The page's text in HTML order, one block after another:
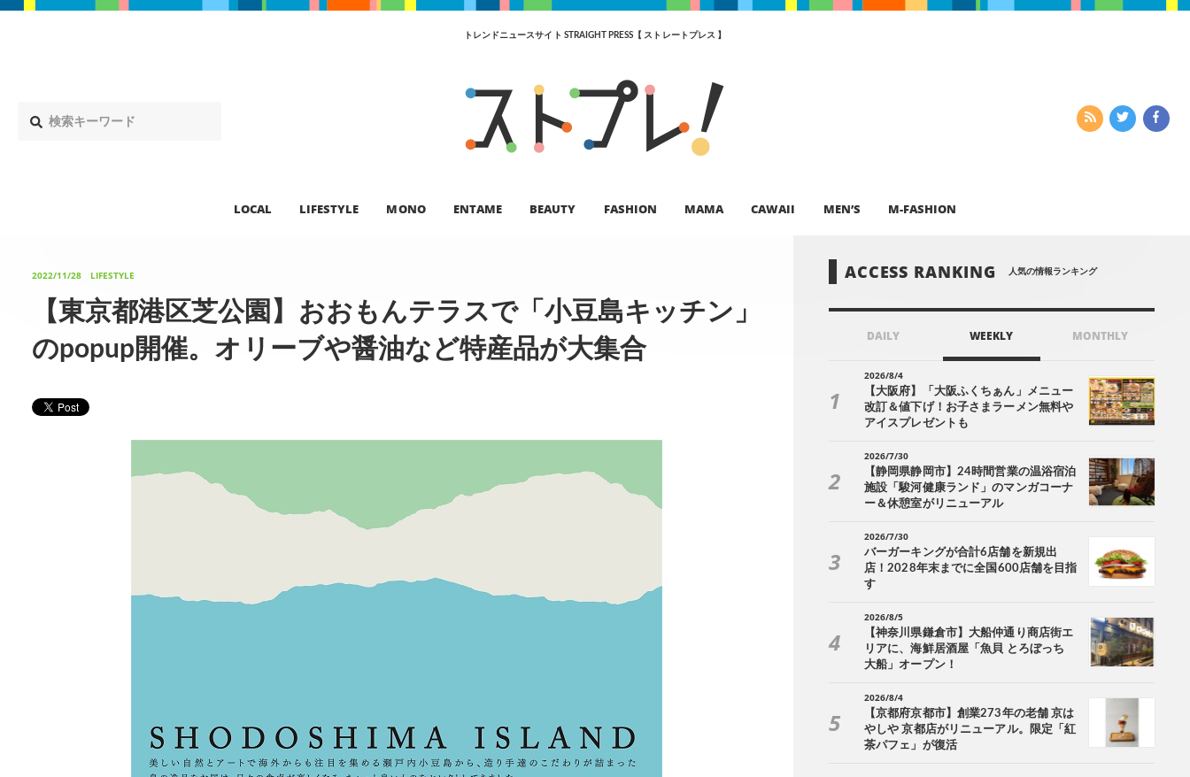
トレンドニュースサイト STRAIGHT PRESS【 ストレートプレス 】
LOCAL LIFESTYLE MONO ENTAME BEAUTY FASHION MAMA CAWAII MEN’S M-FASHION
2022/11/28 LIFESTYLE
【東京都港区芝公園】おおもんテラスで「小豆島キッチン」
のpopup開催。オリーブや醤油など特産品が大集合
ACCESS RANKING 人気の情報ランキング
DAILY WEEKLY MONTHLY
2026/8/4
【大阪府】「大阪ふくちぁん」メニュー
改訂＆値下げ！お子さまラーメン無料や
アイスプレゼントも
2026/7/30
【静岡県静岡市】24時間営業の温浴宿泊
施設「駿河健康ランド」のマンガコーナ
ー＆休憩室がリニューアル
2026/7/30
バーガーキングが合計6店舗を新規出
店！2028年末までに全国600店舗を目指
す
2026/8/5
【神奈川県鎌倉市】大船仲通り商店街エ
リアに、海鮮居酒屋「魚貝 とろぼっち
大船」オープン！
2026/8/4
【京都府京都市】創業273年の老舗 京は
やしや 京都店がリニューアル。限定「紅
茶パフェ」が復活